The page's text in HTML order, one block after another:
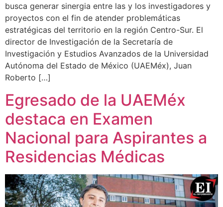
busca generar sinergia entre las y los investigadores y
proyectos con el fin de atender problemáticas
estratégicas del territorio en la región Centro-Sur. El
director de Investigación de la Secretaría de
Investigación y Estudios Avanzados de la Universidad
Autónoma del Estado de México (UAEMéx), Juan
Roberto […]
Egresado de la UAEMéx
destaca en Examen
Nacional para Aspirantes a
Residencias Médicas